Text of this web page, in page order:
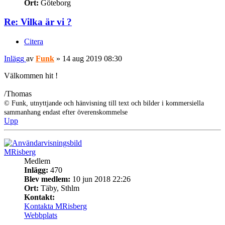
Ort: Göteborg
Re: Vilka är vi ?
Citera
Inlägg av Funk » 14 aug 2019 08:30
Välkommen hit !
/Thomas
© Funk, utnyttjande och hänvisning till text och bilder i kommersiella
sammanhang endast efter överenskommelse
Upp
MRisberg
Medlem
Inlägg: 470
Blev medlem: 10 jun 2018 22:26
Ort: Täby, Sthlm
Kontakt:
Kontakta MRisberg
Webbplats